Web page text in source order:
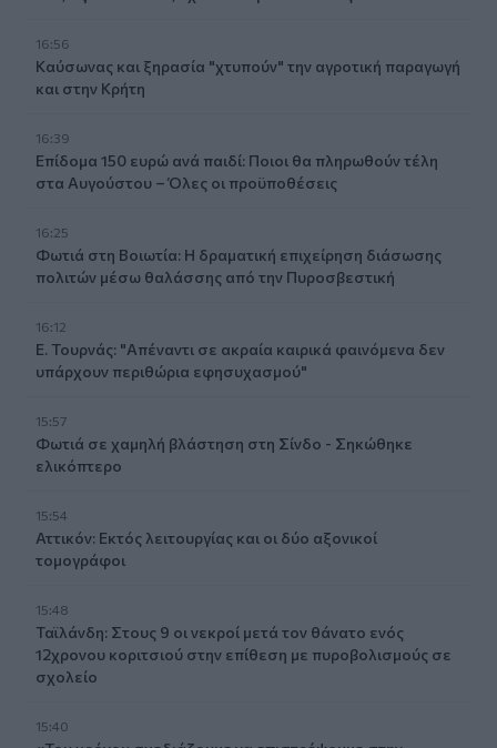
16:56
Καύσωνας και ξηρασία "χτυπούν" την αγροτική παραγωγή
και στην Κρήτη
16:39
Επίδομα 150 ευρώ ανά παιδί: Ποιοι θα πληρωθούν τέλη
στα Αυγούστου – Όλες οι προϋποθέσεις
16:25
Φωτιά στη Βοιωτία: Η δραματική επιχείρηση διάσωσης
πολιτών μέσω θαλάσσης από την Πυροσβεστική
16:12
Ε. Τουρνάς: "Απέναντι σε ακραία καιρικά φαινόμενα δεν
υπάρχουν περιθώρια εφησυχασμού"
15:57
Φωτιά σε χαμηλή βλάστηση στη Σίνδο - Σηκώθηκε
ελικόπτερο
15:54
Αττικόν: Εκτός λειτουργίας και οι δύο αξονικοί
τομογράφοι
15:48
Ταϊλάνδη: Στους 9 οι νεκροί μετά τον θάνατο ενός
12χρονου κοριτσιού στην επίθεση με πυροβολισμούς σε
σχολείο
15:40